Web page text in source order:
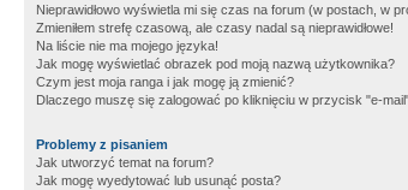
Nieprawidłowo wyświetla mi się czas na forum (w postach, w
Zmieniłem strefę czasową, ale czasy nadal są nieprawidłowe!
Na liście nie ma mojego języka!
Jak mogę wyświetlać obrazek pod moją nazwą użytkownika?
Czym jest moja ranga i jak mogę ją zmienić?
Dlaczego muszę się zalogować po kliknięciu w przycisk "e-
Problemy z pisaniem
Jak utworzyć temat na forum?
Jak mogę wyedytować lub usunąć posta?